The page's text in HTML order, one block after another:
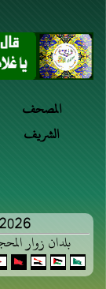
المصحف
الشريف
بلدان زوار